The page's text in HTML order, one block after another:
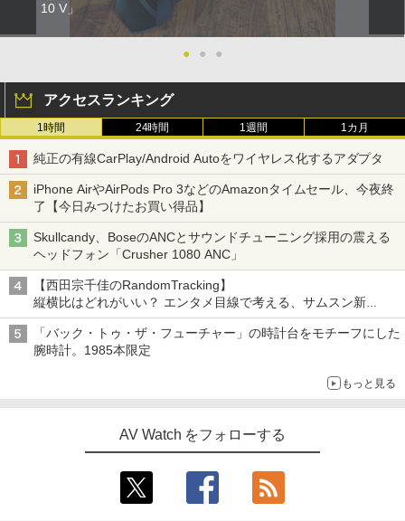
10 V」
● ● ●
アクセスランキング
1時間 24時間 1週間 1カ月
純正の有線CarPlay/Android Autoをワイヤレス化するアダプタ
iPhone AirやAirPods Pro 3などのAmazonタイムセール、今夜終
了【今日みつけたお買い得品】
Skullcandy、BoseのANCとサウンドチューニング採用の震える
ヘッドフォン「Crusher 1080 ANC」
【西田宗千佳のRandomTracking】
縦横比はどれがいい？ エンタメ目線で考える、サムスン新
「Galaxy Z Fold」
「バック・トゥ・ザ・フューチャー」の時計台をモチーフにした
腕時計。1985本限定
もっと見る
AV Watch をフォローする